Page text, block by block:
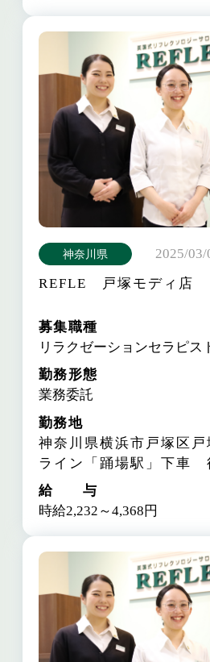
神奈川県
2025/03/
REFLE 戸塚モディ店
募集職種
リラクゼーションセラピス
勤務形態
業務委託
勤務地
神奈川県横浜市戸塚区戸
ライン「踊場駅」下車
給 与
時給2,232～4,368円